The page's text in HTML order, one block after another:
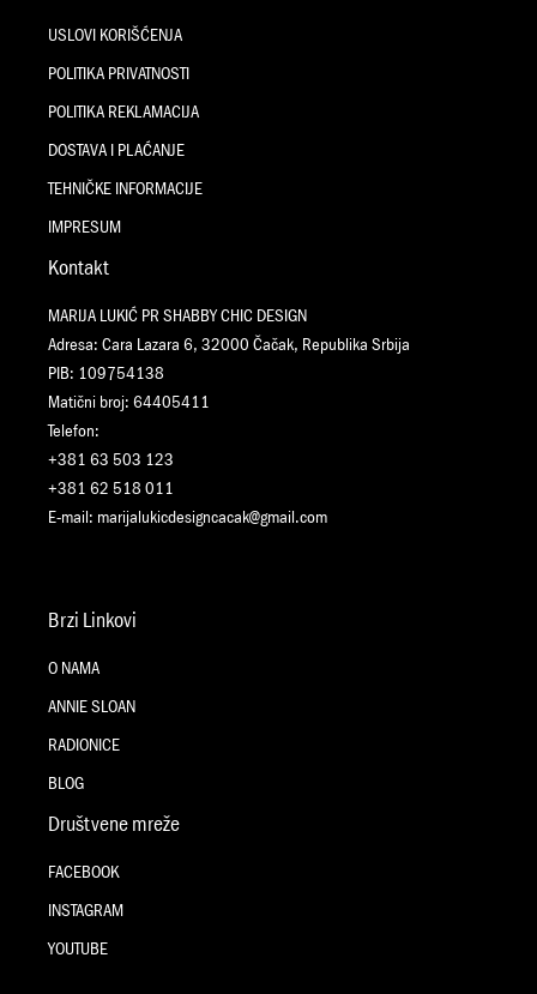
USLOVI KORIŠĆENJA
POLITIKA PRIVATNOSTI
POLITIKA REKLAMACIJA
DOSTAVA I PLAĆANJE
TEHNIČKE INFORMACIJE
IMPRESUM
Kontakt
MARIJA LUKIĆ PR SHABBY CHIC DESIGN
Adresa: Cara Lazara 6, 32000 Čačak, Republika Srbija
PIB: 109754138
Matični broj: 64405411
Telefon:
+381 63 503 123
+381 62 518 011
E-mail: marijalukicdesigncacak@gmail.com
Brzi Linkovi
O NAMA
ANNIE SLOAN
RADIONICE
BLOG
Društvene mreže
FACEBOOK
INSTAGRAM
YOUTUBE